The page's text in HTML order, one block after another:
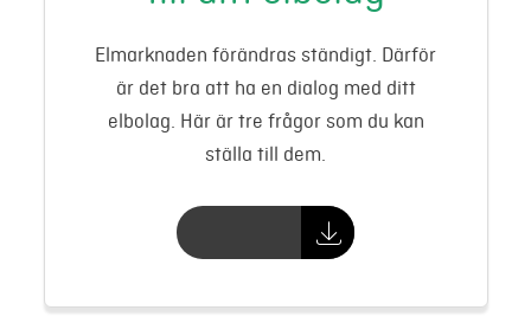
Elmarknaden förändras ständigt. Därför
är det bra att ha en dialog med ditt
elbolag. Här är tre frågor som du kan
ställa till dem.